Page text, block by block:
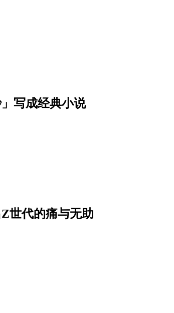
写成经典小说
世代的痛与无助